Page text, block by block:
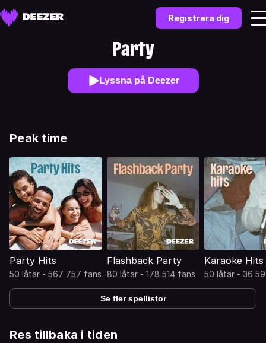
Registrera dig
Party
Lyssna på Deezer
Peak time
Party Hits
50 låtar - 567 757 fans
Flashback Party
80 låtar - 178 514 fans
Karaoke Hits
50 låtar - 36
Se fler spellistor
Res tillbaka i tiden